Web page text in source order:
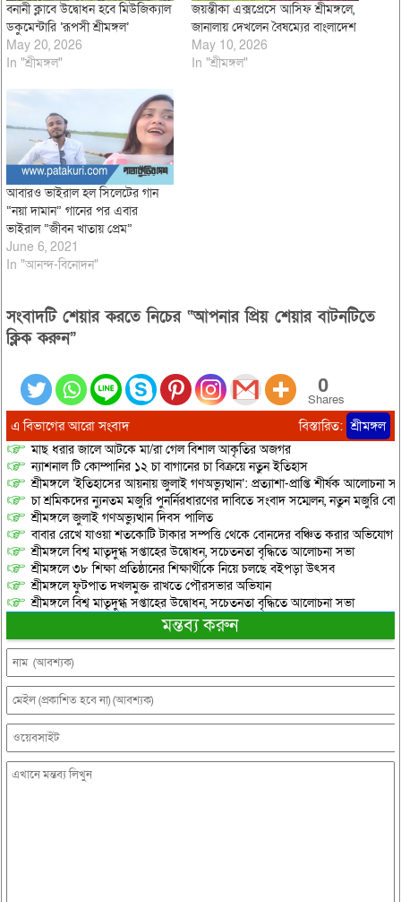
বনানী ক্লাবে উদ্বোধন হবে মিউজিক্যাল
ডকুমেন্টারি ‘রূপসী শ্রীমঙ্গল’
May 20, 2026
In "শ্রীমঙ্গল"
জয়ন্তীকা এক্সপ্রেসে আসিফ শ্রীমঙ্গলে,
জানালায় দেখলেন বৈষম্যের বাংলাদেশ
May 10, 2026
In "শ্রীমঙ্গল"
আবারও ভাইরাল হল সিলেটের গান
“নয়া দামান” গানের পর এবার
ভাইরাল “জীবন খাতায় প্রেম”
June 6, 2021
In "আনন্দ-বিনোদন"
সংবাদটি শেয়ার করতে নিচের “আপনার প্রিয় শেয়ার বাটনটিতে
ক্লিক করুন”
0
Shares
এ বিভাগের আরো সংবাদ বিস্তারিত: শ্রীমঙ্গল
মাছ ধরার জালে আটকে মা/রা গেল বিশাল আকৃতির অজগর
ন্যাশনাল টি কোম্পানির ১২ চা বাগানের চা বিক্রয়ে নতুন ইতিহাস
শ্রীমঙ্গলে ‘ইতিহাসের আয়নায় জুলাই গণঅভ্যুত্থান’: প্রত্যাশা-প্রাপ্তি শীর্ষক আলোচনা
চা শ্রমিকদের ন্যুনতম মজুরি পুনর্নিরধারণের দাবিতে সংবাদ সম্মেলন, নতুন মজুরি
শ্রীমঙ্গলে জুলাই গণঅভ্যুত্থান দিবস পালিত
বাবার রেখে যাওয়া শতকোটি টাকার সম্পত্তি থেকে বোনদের বঞ্চিত করার অভিযোগ
শ্রীমঙ্গলে বিশ্ব মাতৃদুগ্ধ সপ্তাহের উদ্বোধন, সচেতনতা বৃদ্ধিতে আলোচনা সভা
শ্রীমঙ্গলে ৩৮ শিক্ষা প্রতিষ্ঠানের শিক্ষার্থীকে নিয়ে চলছে বইপড়া উৎসব
শ্রীমঙ্গলে ফুটপাত দখলমুক্ত রাখতে পৌরসভার অভিযান
শ্রীমঙ্গলে বিশ্ব মাতৃদুগ্ধ সপ্তাহের উদ্বোধন, সচেতনতা বৃদ্ধিতে আলোচনা সভা
মন্তব্য করুন